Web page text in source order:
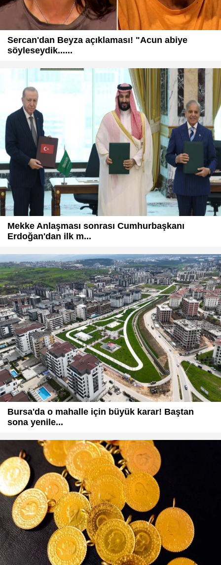
Sercan'dan Beyza açıklaması! "Acun abiye
söyleseydik......
Mekke Anlaşması sonrası Cumhurbaşkanı
Erdoğan'dan ilk m...
Bursa'da o mahalle için büyük karar! Baştan
sona yenile...